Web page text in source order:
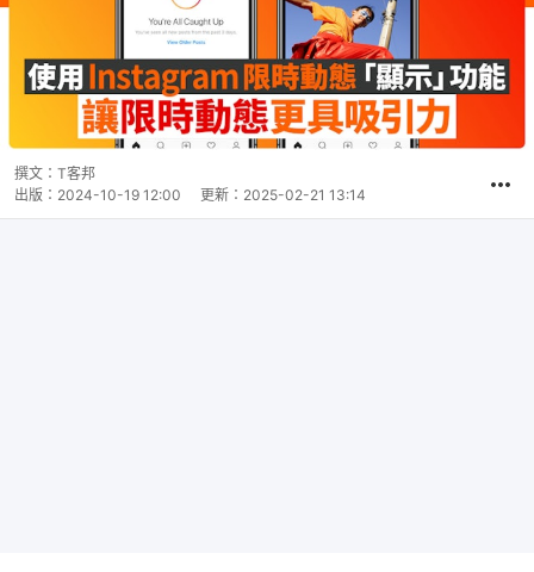
撰文： T客邦
出版： 2024-10-19 12:00 更新： 2025-02-21 13:14